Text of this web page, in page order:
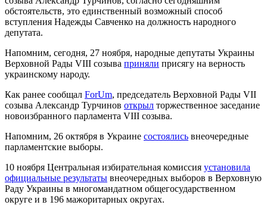
обстоятельств, это единственный возможный способ
вступления Надежды Савченко на должность народного
депутата.
Напомним, сегодня, 27 ноября, народные депутаты Украины
Верховной Рады VIII созыва приняли присягу на верность
украинскому народу.
Как ранее сообщал ForUm, председатель Верховной Рады VII
созыва Александр Турчинов открыл торжественное заседание
новоизбранного парламента VIII созыва.
Напомним, 26 октября в Украине состоялись внеочередные
парламентские выборы.
10 ноября Центральная избирательная комиссия установила
официальные результаты внеочередных выборов в Верховную
Раду Украины в многомандатном общегосударственном
округе и в 196 мажоритарных округах.